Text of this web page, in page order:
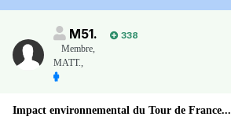
M51.
338
Membre,
MATT.,
Impact environnemental du Tour de France...